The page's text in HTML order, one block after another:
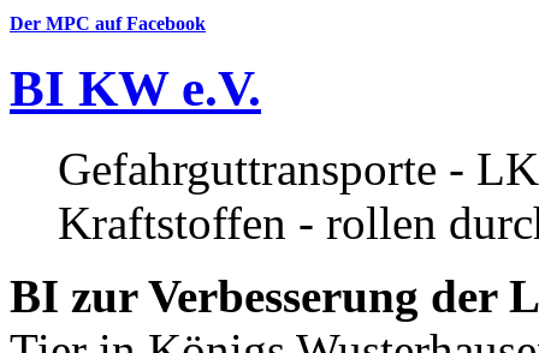
Der MPC auf Facebook
BI KW e.V.
Gefahrguttransporte -
Kraftstoffen - rollen
BI zur Verbesserung der